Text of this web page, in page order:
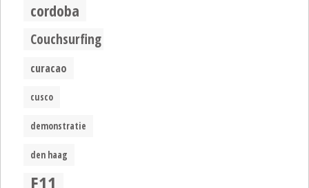
cordoba
Couchsurfing
curacao
cusco
demonstratie
den haag